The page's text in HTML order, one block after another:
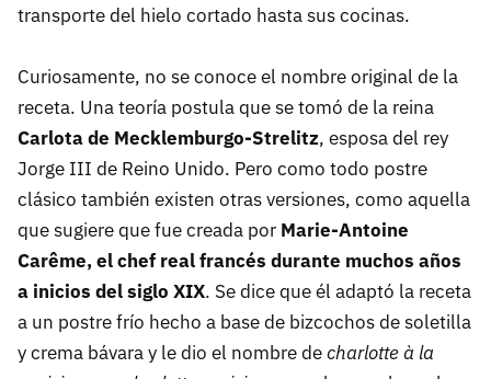
transporte del hielo cortado hasta sus cocinas.
Curiosamente, no se conoce el nombre original de la
receta. Una teoría postula que se tomó de la reina
Carlota de Mecklemburgo-Strelitz, esposa del rey
Jorge III de Reino Unido. Pero como todo postre
clásico también existen otras versiones, como aquella
que sugiere que fue creada por Marie-Antoine
Carême, el chef real francés durante muchos años
a inicios del siglo XIX. Se dice que él adaptó la receta
a un postre frío hecho a base de bizcochos de soletilla
y crema bávara y le dio el nombre decharlotte à la